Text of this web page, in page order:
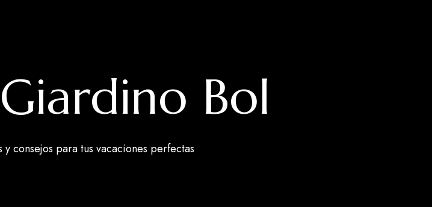
Bol
consejos para tus vacaciones perfectas